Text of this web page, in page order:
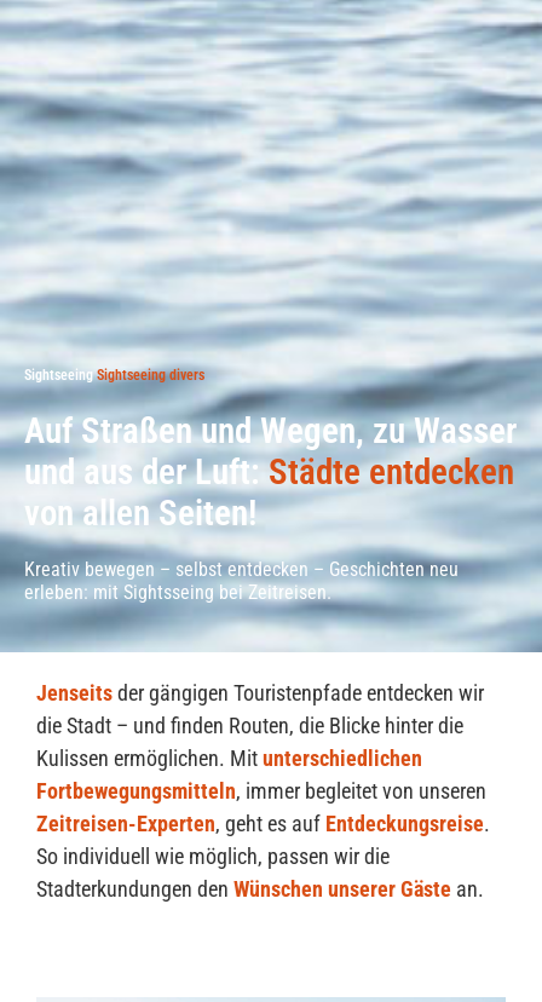
SightseeingSightseeing divers
Auf Straßen und Wegen, zu Wasser
und aus der Luft:Städte entdecken
von allen Seiten!
Kreativ bewegen – selbst entdecken – Geschichten neu
erleben: mit Sightsseing bei Zeitreisen.
Jenseitsder gängigen Touristenpfade entdecken wir
die Stadt – und finden Routen, die Blicke hinter die
Kulissen ermöglichen. Mitunterschiedlichen
Fortbewegungsmitteln, immer begleitet von unseren
Zeitreisen-Experten, geht es auf Entdeckungsreise.
So individuell wie möglich, passen wir die
Stadterkundungen den Wünschen unserer Gäste an.